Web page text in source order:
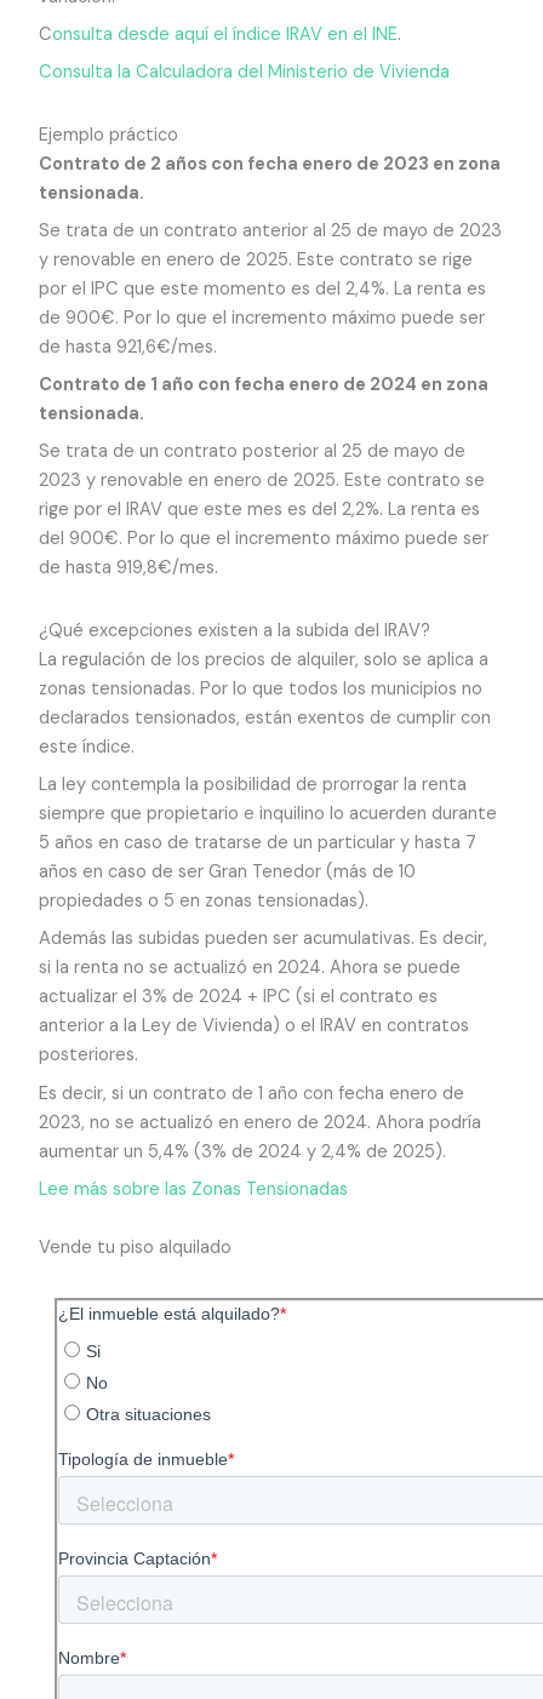
Consulta desde aquí el índice IRAV en el INE.
Consulta la Calculadora del Ministerio de Vivienda
Ejemplo práctico
Contrato de 2 años con fecha enero de 2023 en zona
tensionada.
Se trata de un contrato anterior al 25 de mayo de 2023
y renovable en enero de 2025. Este contrato se rige
por el IPC que este momento es del 2,4%. La renta es
de 900€. Por lo que el incremento máximo puede ser
de hasta 921,6€/mes.
Contrato de 1 año con fecha enero de 2024 en zona
tensionada.
Se trata de un contrato posterior al 25 de mayo de
2023 y renovable en enero de 2025. Este contrato se
rige por el IRAV que este mes es del 2,2%. La renta es
del 900€. Por lo que el incremento máximo puede ser
de hasta 919,8€/mes.
¿Qué excepciones existen a la subida del IRAV?
La regulación de los precios de alquiler, solo se aplica a
zonas tensionadas. Por lo que todos los municipios no
declarados tensionados, están exentos de cumplir con
este índice.
La ley contempla la posibilidad de prorrogar la renta
siempre que propietario e inquilino lo acuerden durante
5 años en caso de tratarse de un particular y hasta 7
años en caso de ser Gran Tenedor (más de 10
propiedades o 5 en zonas tensionadas).
Además las subidas pueden ser acumulativas. Es decir,
si la renta no se actualizó en 2024. Ahora se puede
actualizar el 3% de 2024 + IPC (si el contrato es
anterior a la Ley de Vivienda) o el IRAV en contratos
posteriores.
Es decir, si un contrato de 1 año con fecha enero de
2023, no se actualizó en enero de 2024. Ahora podría
aumentar un 5,4% (3% de 2024 y 2,4% de 2025).
Lee más sobre las Zonas Tensionadas
Vende tu piso alquilado